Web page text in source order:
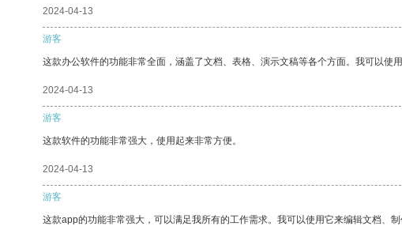
2024-04-13
游客
这款办公软件的功能非常全面，涵盖了文档、表格、演示文稿等各个方面。我可以使
2024-04-13
游客
这款软件的功能非常强大，使用起来非常方便。
2024-04-13
游客
这款app的功能非常强大，可以满足我所有的工作需求。我可以使用它来编辑文档、制